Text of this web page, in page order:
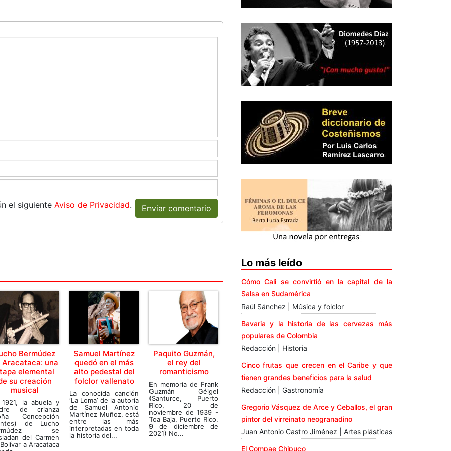
el siguiente Aviso de Privacidad. Enviar comentario
Bermúdez
Aracataca: una
elemental
su creación
musical
la abuela y
de crianza
Concepción
de Lucho
se
del Carmen
a Aracataca
Samuel Martínez
quedó en el más
alto pedestal del
folclor vallenato
La conocida canción
‘La Loma’ de la autoría
de Samuel Antonio
Martínez Muñoz, está
entre las más
interpretadas en toda
la historia del...
Paquito Guzmán,
el rey del
romanticismo
En memoria de Frank
Guzmán Géigel
(Santurce, Puerto
Rico, 20 de
noviembre de 1939 -
Toa Baja, Puerto Rico,
9 de diciembre de
2021) No...
Lo más leído
Cómo Cali se convirtió en la capital de la
Salsa en Sudamérica
Raúl Sánchez | Música y folclor
Bavaria y la historia de las cervezas más
populares de Colombia
Redacción | Historia
Cinco frutas que crecen en el Caribe y que
tienen grandes beneficios para la salud
Redacción | Gastronomía
Gregorio Vásquez de Arce y Ceballos, el gran
pintor del virreinato neogranadino
Juan Antonio Castro Jiménez | Artes plásticas
El Compae Chipuco